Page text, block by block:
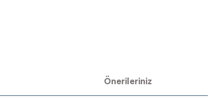
Önerileriniz